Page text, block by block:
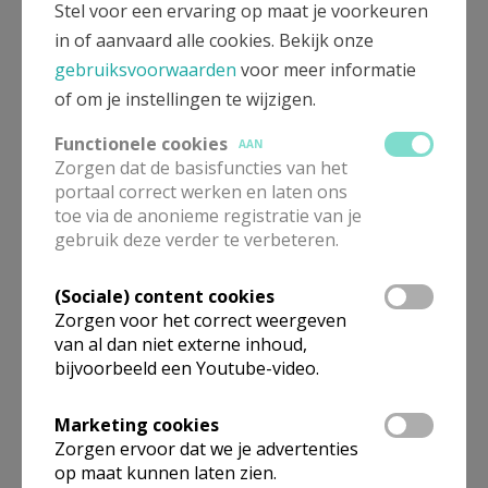
wilde verder naar Vinkt oprukken. Ze stuitten daarbij op zware
tegenstand van de 1e en de 3e Regimenten Ardense Jagers die
het gat in de verdediging hadden opgevuld en de Duitsers tot
Op zondag 26 mei kwam het 377e Infanterieregiment de
moegestreden Duitse troepen vervangen. Het ontruimde de
frontzone. De soldaten leidden inwoners en vluchtelingen naar
de kerk van Meigem en sloten hen op. Intussen nam de
Maandagnamiddag 27 mei omstreeks 16 uur sloeg het noodlot
toe. Vermoedelijk een Belgische artilleriegranaat trof de kerk
met het gekende gruwelijk gevolg. Sommigen beweren echter
dat Duitse soldaten vanaf het doksaal handgranaten tussen de
mensen gooiden. De waarheid zal wellicht nooit achterhaald
worden.
In de Sint-Niklaaskerk is de plaats van de inslag herkenbaar
Stel voor een ervaring op maat je voorkeuren
in of aanvaard alle cookies. Bekijk onze
gebruiksvoorwaarden voor meer informatie
of om je instellingen te wijzigen.
Functionele cookies
AAN
Zorgen dat de basisfuncties van het
portaal correct werken en laten ons
toe via de anonieme registratie van je
gebruik deze verder te verbeteren.
(Sociale) content cookies
Zorgen voor het correct weergeven
van al dan niet externe inhoud,
bijvoorbeeld een Youtube-video.
Marketing cookies
Zorgen ervoor dat we je advertenties
op maat kunnen laten zien.